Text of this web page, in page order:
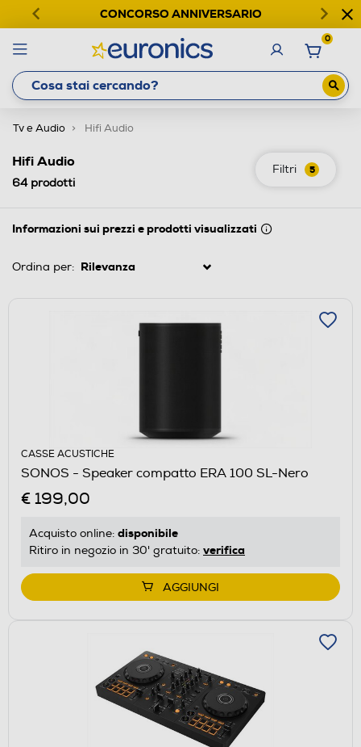
CONCORSO ANNIVERSARIO
0
Tv e Audio Hifi Audio
Filtri 5
Hifi Audio
64prodotti
Informazioni sui prezzi e prodotti visualizzati
Ordina per:
CASSE ACUSTICHE
SONOS - Speaker compatto ERA 100 SL-Nero
€ 199,00
Acquisto online: disponibile
Ritiro in negozio in 30' gratuito: verifica
AGGIUNGI